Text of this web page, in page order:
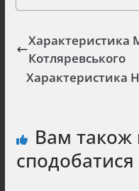
Характеристика
Котляревського
Характеристика
Вам
сподобатися